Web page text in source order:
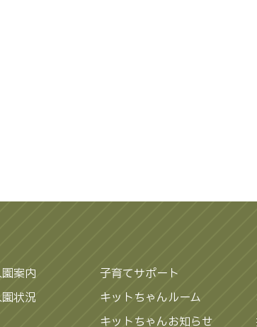
案内
状況
子育てサポート
キットちゃんルーム
キットちゃんお知らせ